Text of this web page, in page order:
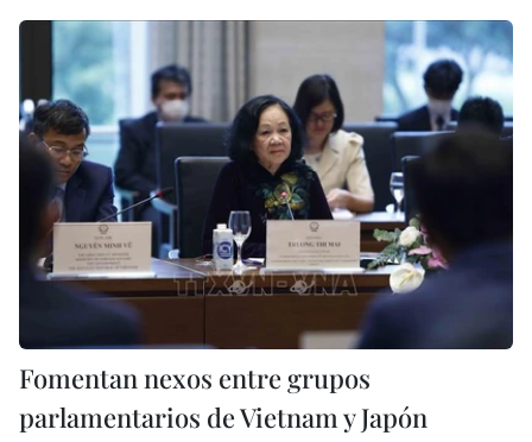
Fomentan nexos entre grupos
parlamentarios de Vietnam y Japón